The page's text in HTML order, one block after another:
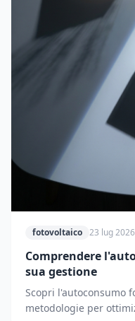
fotovoltaico 23 lug 2026
Comprendere
sua gestione
Scopri l'autoconsumo
metodologie per